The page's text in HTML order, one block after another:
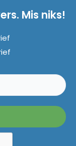
Mis niks!